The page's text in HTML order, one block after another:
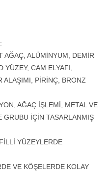
AĞAÇ, ALÜMİNYUM, DEMİR
YÜZEY, CAM ELYAFI,
ALAŞIMI, PİRİNÇ, BRONZ
AĞAÇ İŞLEMİ, METAL VE
GRUBU İÇİN TASARLANMIŞ
YÜZEYLERDE
VE KÖŞELERDE KOLAY